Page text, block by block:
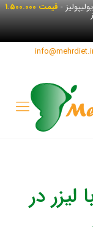
- قیمت 1.500.000
در